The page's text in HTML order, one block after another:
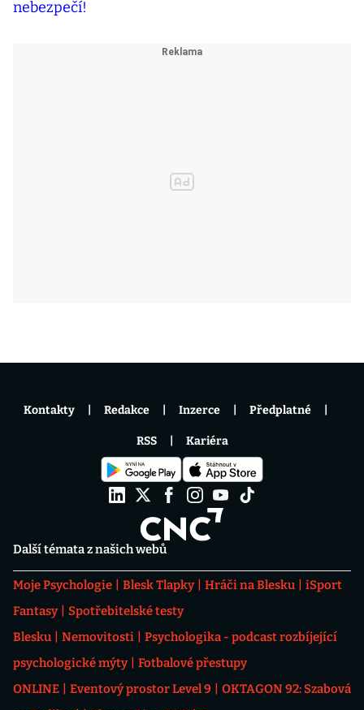
Další témata z našich webů
Moje Psychologie Blesk Tlapky Hráči na Blesku
iSport
Fantasy
Spotřebitelské testy
Blesku
Nemovitosti
Psychologika - podcast rozbíjející
psychologické mýty
Fotbalové přestupy
ONLINE
Eventový prostor Level 9
OKTAGON 92: Szabová
Kontakty Redakce Inzerce Předplatné
RSS Kariéra